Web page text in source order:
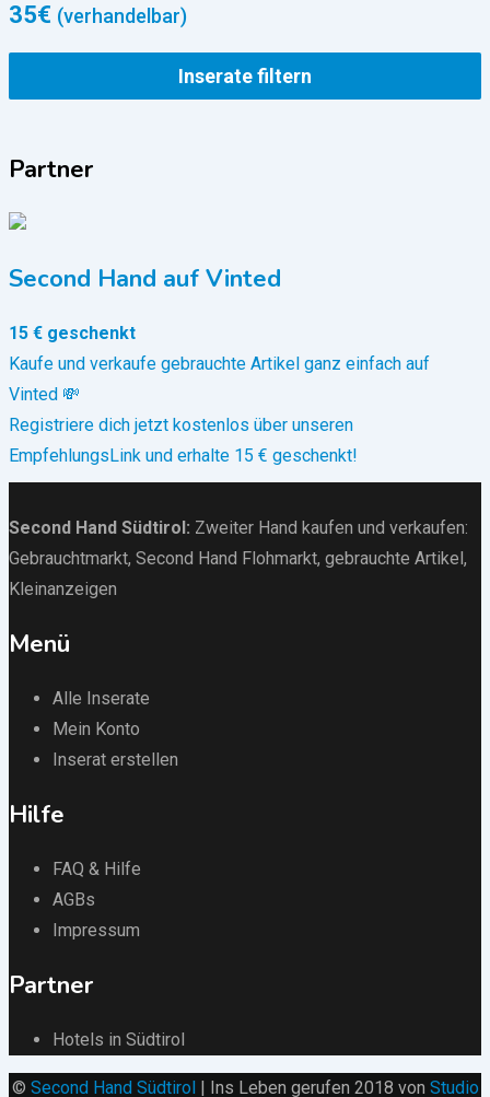
35€ (verhandelbar)
Inserate filtern
Partner
Second Hand auf Vinted
15 € geschenkt
Kaufe und verkaufe gebrauchte Artikel ganz einfach auf
Vinted 💸
Registriere dich jetzt kostenlos über unseren
EmpfehlungsLink und erhalte 15 € geschenkt!
Second Hand Südtirol : Zweiter Hand kaufen und verkaufen:
Gebrauchtmarkt, Second Hand Flohmarkt, gebrauchte Artikel ,
Kleinanzeigen
Menü
Alle Inserate
Mein Konto
Inserat erstellen
Hilfe
FAQ & Hilfe
AGBs
Impressum
Partner
Hotels in Südtirol
© Second Hand Südtirol | Ins Leben gerufen 2018 von Studio